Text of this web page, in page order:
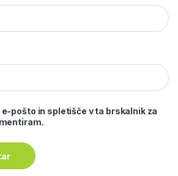
pošto in spletišče v ta brskalnik za